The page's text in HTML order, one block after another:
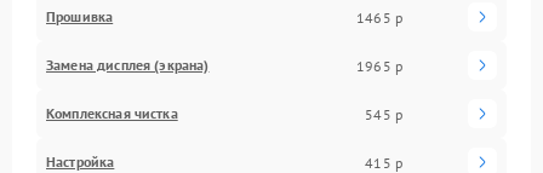
Прошивка 1465 р
Замена дисплея (экрана) 1965 р
Комплексная чистка 545 р
Настройка 415 р